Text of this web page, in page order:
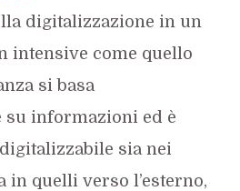
digitalizzazione in un
intensive come quello
si basa
su informazioni ed è
sia nei
quelli verso l’esterno,